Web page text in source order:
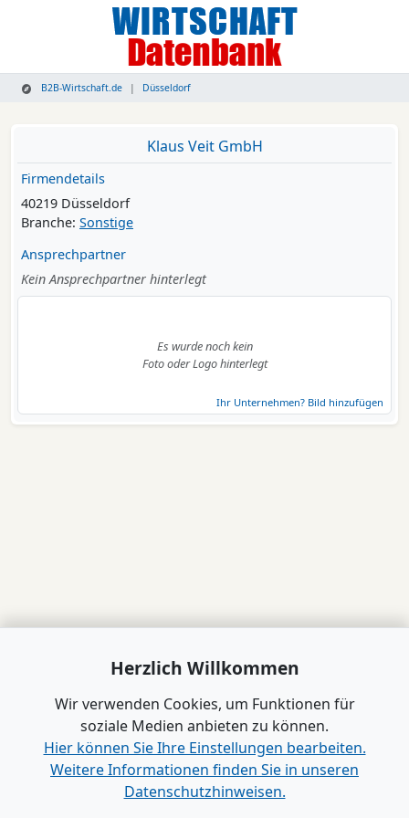
B2B-Wirtschaft.de Düsseldorf
Klaus Veit GmbH
Firmendetails
40219 Düsseldorf
Branche: Sonstige
Ansprechpartner
Kein Ansprechpartner hinterlegt
Es wurde noch kein
Foto oder Logo hinterlegt
Ihr Unternehmen? Bild hinzufügen
Herzlich Willkommen
Wir verwenden Cookies, um Funktionen für
soziale Medien anbieten zu können.
Hier können Sie Ihre Einstellungen bearbeiten.
Weitere Informationen finden Sie in unseren
Datenschutzhinweisen.